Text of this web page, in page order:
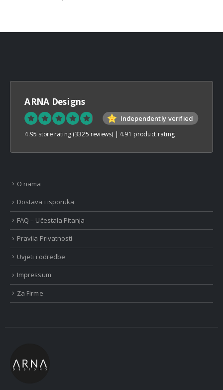
ARNA Designs
Independently verified
4.95 store rating (3325 reviews) | 4.91 product rating
O nama
Dostava i isporuka
FAQ – Učestala Pitanja
Pravila Privatnosti
Uvjeti i odredbe
Impressum
Za Firme